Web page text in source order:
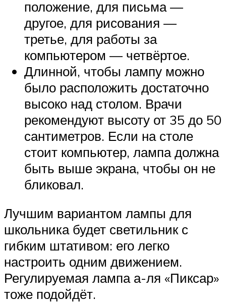
положение, для письма —
другое, для рисования —
третье, для работы за
компьютером — четвёртое.
‍Длинной, чтобы лампу можно
было расположить достаточно
высоко над столом. Врачи
рекомендуют высоту от 35 до 50
сантиметров. Если на столе
стоит компьютер, лампа должна
быть выше экрана, чтобы он не
бликовал.
Лучшим вариантом лампы для
школьника будет светильник с
гибким штативом: его легко
настроить одним движением.
Регулируемая лампа а-ля «Пиксар»
тоже подойдёт.